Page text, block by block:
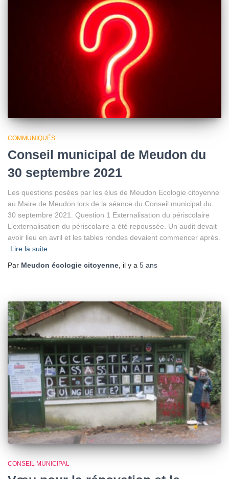
COMMUNIQUÉS
Conseil municipal de Meudon du
30 septembre 2021
Les questions posées par les élus de Meudon Ecologie citoyenne
au Maire de Meudon lors de la séance du Conseil municipal du
30 septembre 2021. Question 1 Externalisation du périscolaire
L’externalisation du périscolaire a été repoussée. Un audit devait
avoir lieu en avril et les tables rondes devaient commencer après.
Lire la suite…
Par Meudon écologie citoyenne , il y a 5 ans
CONSEIL MUNICIPAL